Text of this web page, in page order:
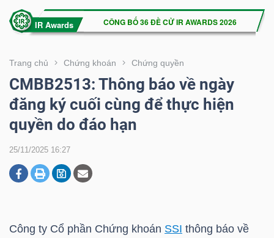
Trang chủ Chứng khoán Chứng quyền
CMBB2513: Thông báo về ngày
đăng ký cuối cùng để thực hiện
quyền do đáo hạn
25/11/2025 16:27
Công ty Cổ phần Chứng khoán SSI thông báo về
(-)
VIETSTOCK
CHỨNG
KHOÁN
DOANH